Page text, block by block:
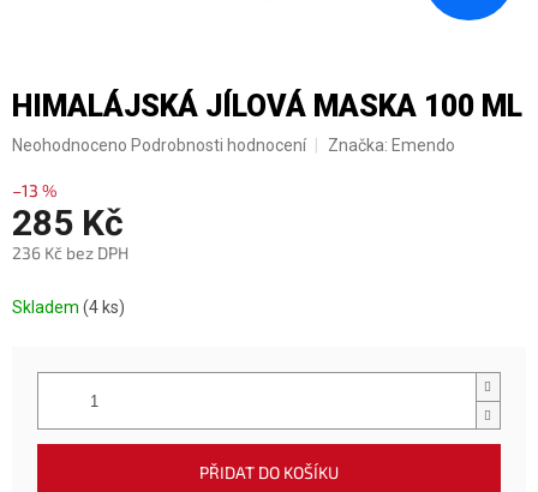
HIMALÁJSKÁ JÍLOVÁ MASKA 100 ML
Průměrné
produktu
je
0,0
z
hvězdiček.
Neohodnoceno Podrobnosti hodnocení Značka: Emendo
–13 %
285 Kč
236 Kč bez DPH
cena:
Skladem (4 ks)
PŘIDAT DO KOŠÍKU